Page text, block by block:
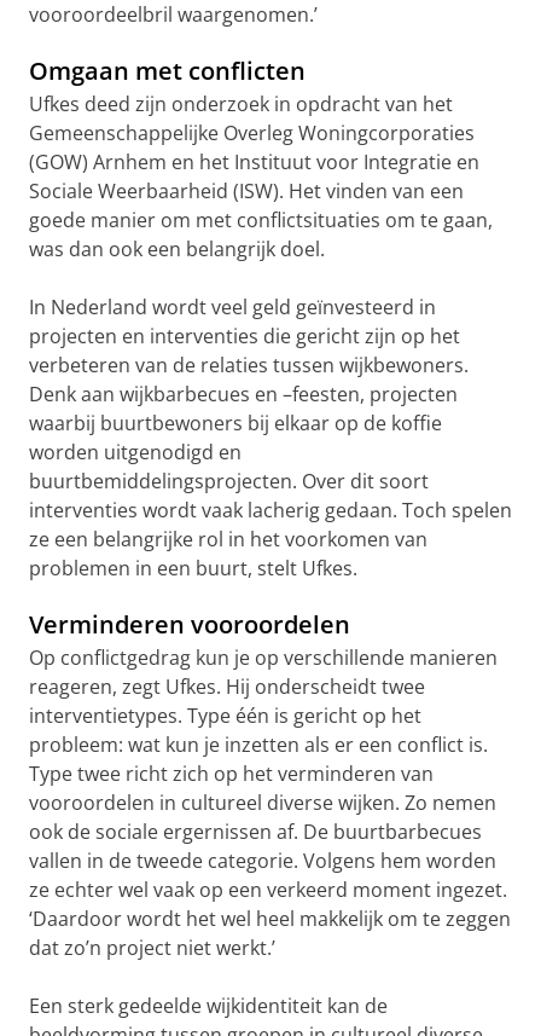
vooroordeelbril waargenomen.’
Omgaan met conflicten
Ufkes deed zijn onderzoek in opdracht van het
Gemeenschappelijke Overleg Woningcorporaties
(GOW) Arnhem en het Instituut voor Integratie en
Sociale Weerbaarheid (ISW). Het vinden van een
goede manier om met conflictsituaties om te gaan,
was dan ook een belangrijk doel.
In Nederland wordt veel geld geïnvesteerd in
projecten en interventies die gericht zijn op het
verbeteren van de relaties tussen wijkbewoners.
Denk aan wijkbarbecues en –feesten, projecten
waarbij buurtbewoners bij elkaar op de koffie
worden uitgenodigd en
buurtbemiddelingsprojecten. Over dit soort
interventies wordt vaak lacherig gedaan. Toch spelen
ze een belangrijke rol in het voorkomen van
problemen in een buurt, stelt Ufkes.
Verminderen vooroordelen
Op conflictgedrag kun je op verschillende manieren
reageren, zegt Ufkes. Hij onderscheidt twee
interventietypes. Type één is gericht op het
probleem: wat kun je inzetten als er een conflict is.
Type twee richt zich op het verminderen van
vooroordelen in cultureel diverse wijken. Zo nemen
ook de sociale ergernissen af. De buurtbarbecues
vallen in de tweede categorie. Volgens hem worden
ze echter wel vaak op een verkeerd moment ingezet.
‘Daardoor wordt het wel heel makkelijk om te zeggen
dat zo’n project niet werkt.’
Een sterk gedeelde wijkidentiteit kan de